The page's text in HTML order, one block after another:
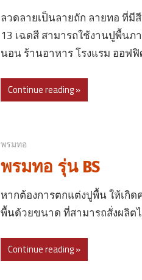
ลวดลายเป็นลายถัก ลายทอ ที่มี
13 เฉดสี สามารถใช้งานปูพื้นภ
นอน ร้านอาหาร โรงแรม ออฟ
Continue reading »
พรมทอ
พรมทอ รุ่น BS
หากต้องการตกแต่งปูพื้น ให้เกิ
พื้นด้วยขนาด ที่สามารถสั่งผลิต
Continue reading »